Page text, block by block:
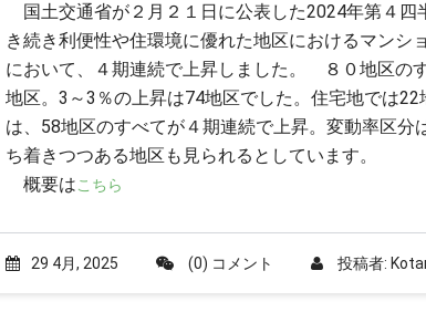
国土交通省が２月２１日に公表した2024年第４四
き続き利便性や住環境に優れた地区におけるマン
において、４期連続で上昇しました。 ８０地区の
地区。3～3％の上昇は74地区でした。住宅地では
は、58地区のすべてが４期連続で上昇。変動率区
ち着きつつある地区も見られるとしています。
概要はこちら
29 4月, 2025 (0) コメント 投稿者: